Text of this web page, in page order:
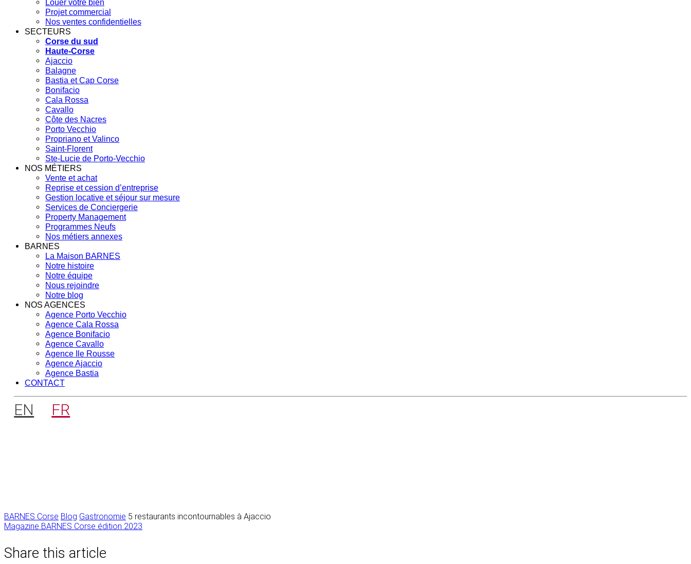
Louer votre bien
Projet commercial
Nos ventes confidentielles
SECTEURS
Corse du sud
Haute-Corse
Ajaccio
Balagne
Bastia et Cap Corse
Bonifacio
Cala Rossa
Cavallo
Côte des Nacres
Porto Vecchio
Propriano et Valinco
Saint-Florent
Ste-Lucie de Porto-Vecchio
NOS MÉTIERS
Vente et achat
Reprise et cession d’entreprise
Gestion locative et séjour sur mesure
Services de Conciergerie
Property Management
Programmes Neufs
Nos métiers annexes
BARNES
La Maison BARNES
Notre histoire
Notre équipe
Nous rejoindre
Notre blog
NOS AGENCES
Agence Porto Vecchio
Agence Cala Rossa
Agence Bonifacio
Agence Cavallo
Agence Ile Rousse
Agence Ajaccio
Agence Bastia
CONTACT
EN FR
BARNES Corse Blog Gastronomie 5 restaurants incontournables à Ajaccio
Navigation
l’article
Magazine BARNES Corse édition 2023
Share this article